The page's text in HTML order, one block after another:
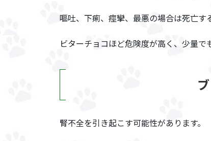
嘔吐、下痢、痙攣、最悪の場合は死亡す
ビターチョコほど危険度が高く、少量で
腎不全を引き起こす可能性があります。